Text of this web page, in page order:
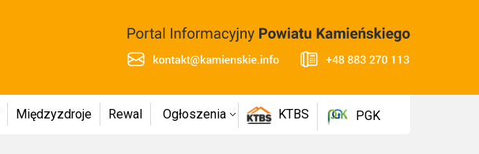
Międzyzdroje Rewal Ogłoszenia KTBS PGK